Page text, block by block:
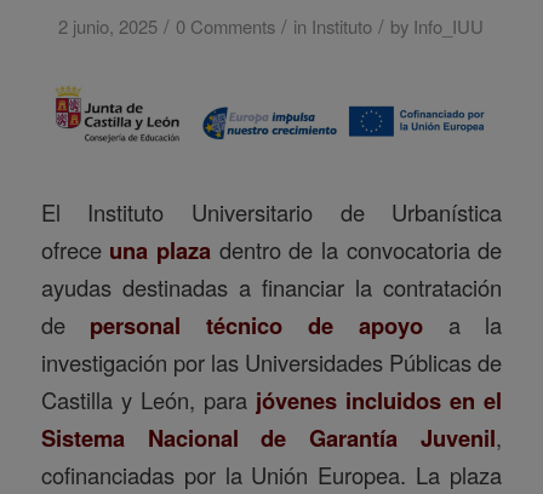
2 junio, 2025 / 0 Comments / in Instituto / by Info_IUU
El Instituto Universitario de Urbanística
ofrece una plaza dentro de la convocatoria de
ayudas destinadas a financiar la contratación
de personal técnico de apoyoa la
investigación por las Universidades Públicas de
Castilla y León, para jóvenes incluidos en el
Sistema Nacional de Garantía Juvenil,
cofinanciadas por la Unión Europea. La plaza